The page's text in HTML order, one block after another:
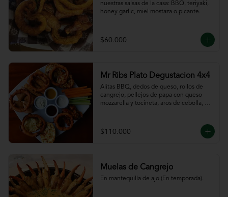
nuestras salsas de la casa: BBQ, teriyaki,
honey garlic, miel mostaza o picante.
$60.000
Mr Ribs Plato Degustacion 4x4
Alitas BBQ, dedos de queso, rollos de
cangrejo, pellejos de papa con queso
mozzarella y tocineta, aros de cebolla,
$110.000
Muelas de Cangrejo
En mantequilla de ajo (En temporada).